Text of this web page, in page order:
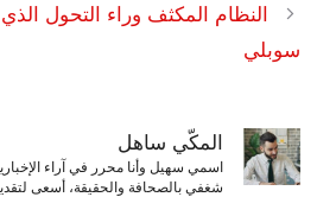
النظام المكثف وراء التحول الذي
سوبلي
المكّي ساهل
اسمي سهيل وأنا محرر في آراء
شغفي بالصحافة والحقيقة، أسعى